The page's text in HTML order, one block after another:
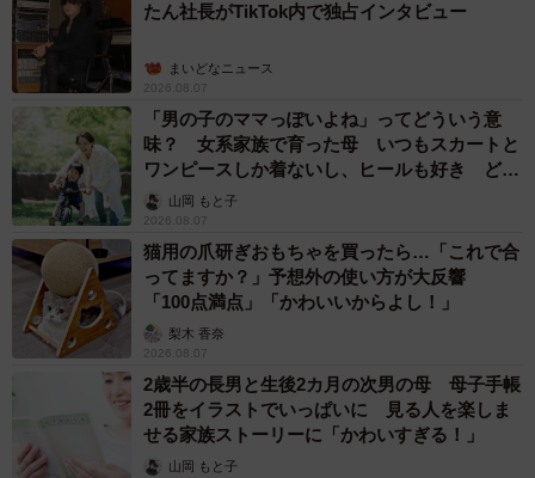
たん社長がTikTok内で独占インタビュー
まいどなニュース
2026.08.07
「男の子のママっぽいよね」ってどういう意
味？ 女系家族で育った母 いつもスカートと
ワンピースしか着ないし、ヒールも好き どの
へんが…
山岡 もと子
2026.08.07
猫用の爪研ぎおもちゃを買ったら…「これで合
ってますか？」予想外の使い方が大反響
「100点満点」「かわいいからよし！」
梨木 香奈
2026.08.07
2歳半の長男と生後2カ月の次男の母 母子手帳
2冊をイラストでいっぱいに 見る人を楽しま
せる家族ストーリーに「かわいすぎる！」
山岡 もと子